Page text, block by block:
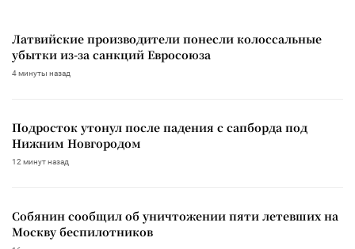
Латвийские производители понесли колоссальные
убытки из-за санкций Евросоюза
4 минуты назад
Подросток утонул после падения с сапборда под
Нижним Новгородом
12 минут назад
Собянин сообщил об уничтожении пяти летевших на
Москву беспилотников